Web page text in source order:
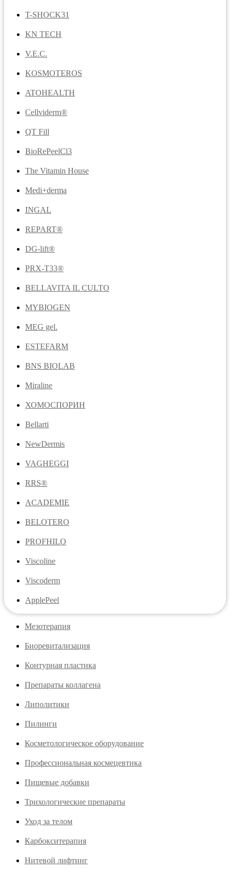
T-SHOCK31
KN TECH
V.E.C.
KOSMOTEROS
ATOHEALTH
Cellviderm®
QT Fill
BioRePeelCl3
The Vitamin House
Medi+derma
INGAL
REPART®
DG-lift®️
PRX-T33®
BELLAVITA IL CULTO
MYBIOGEN
MEG gel.
ESTEFARM
BNS BIOLAB
Miraline
ХОМОСПОРИН
Bellarti
NewDermis
VAGHEGGI
RRS®
ACADEMIE
BELOTERO
PROFHILO
Viscoline
Viscoderm
ApplePeel
Мезотерапия
Биоревитализация
Контурная пластика
Препараты коллагена
Липолитики
Пилинги
Косметологическое оборудование
Профессиональная космецевтика
Пищевые добавки
Трихологические препараты
Уход за телом
Карбокситерапия
Нитевой лифтинг